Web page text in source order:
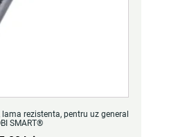
rezistenta, pentru uz general
SMART®